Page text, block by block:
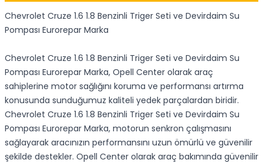
Chevrolet Cruze 1.6 1.8 Benzinli Triger Seti ve Devirdaim Su
Pompası Eurorepar Marka
Chevrolet Cruze 1.6 1.8 Benzinli Triger Seti ve Devirdaim Su
Pompası Eurorepar Marka, Opell Center olarak araç
sahiplerine motor sağlığını koruma ve performansı artırma
konusunda sunduğumuz kaliteli yedek parçalardan biridir.
Chevrolet Cruze 1.6 1.8 Benzinli Triger Seti ve Devirdaim Su
Pompası Eurorepar Marka, motorun senkron çalışmasını
sağlayarak aracınızın performansını uzun ömürlü ve güvenilir
şekilde destekler. Opell Center olarak araç bakımında güvenilir